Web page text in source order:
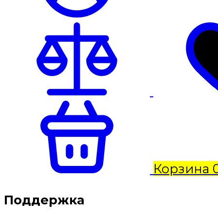
Корзина
Поддержка